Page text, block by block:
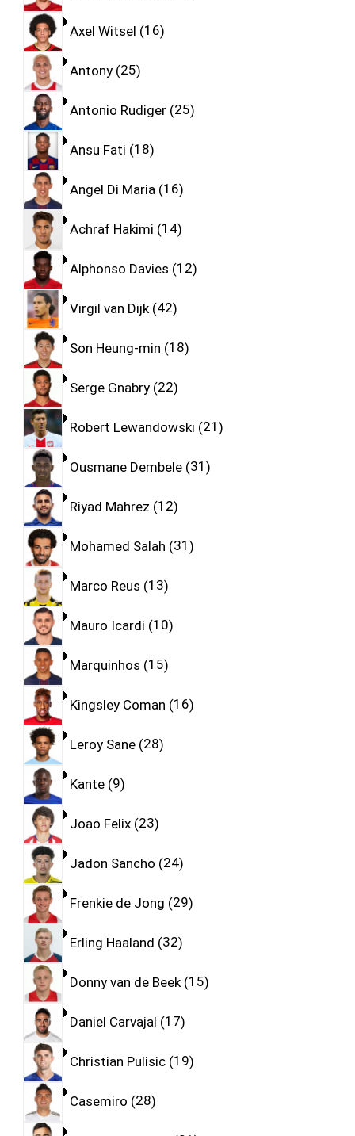
Axel Witsel 16
Antony 25
Antonio Rudiger 25
Ansu Fati 18
Angel Di Maria 16
Achraf Hakimi 14
Alphonso Davies 12
Virgil van Dijk 42
Son Heung-min 18
Serge Gnabry 22
Robert Lewandowski 21
Ousmane Dembele 31
Riyad Mahrez 12
Mohamed Salah 31
Marco Reus 13
Mauro Icardi 10
Marquinhos 15
Kingsley Coman 16
Leroy Sane 28
Kante 9
Joao Felix 23
Jadon Sancho 24
Frenkie de Jong 29
Erling Haaland 32
Donny van de Beek 15
Daniel Carvajal 17
Christian Pulisic 19
Casemiro 28